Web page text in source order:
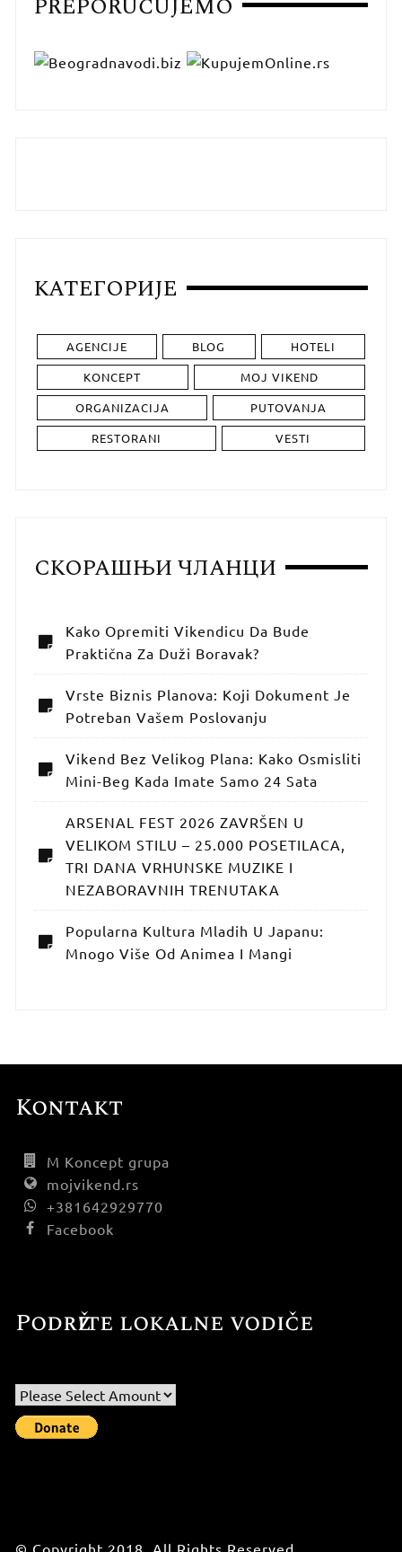
PREPORUČUJEMO
КАТЕГОРИЈЕ
AGENCIJE BLOG
HOTELI
KONCEPT
MOJ VIKEND
ORGANIZACIJA
PUTOVANJA
RESTORANI
VESTI
СКОРАШЊИ ЧЛАНЦИ
Kako Opremiti Vikendicu Da Bude
Praktična Za Duži Boravak?
Vrste Biznis Planova: Koji Dokument Je
Potreban Vašem Poslovanju
Vikend Bez Velikog Plana: Kako Osmisliti
Mini-Beg Kada Imate Samo 24 Sata
ARSENAL FEST 2026 ZAVRŠEN U
VELIKOM STILU – 25.000 POSETILACA,
TRI DANA VRHUNSKE MUZIKE I
NEZABORAVNIH TRENUTAKA
Popularna Kultura Mladih U Japanu:
Mnogo Više Od Animea I Mangi
Kontakt
M Koncept grupa
mojvikend.rs
+381642929770
Facebook
Podržite lokalne vodiče